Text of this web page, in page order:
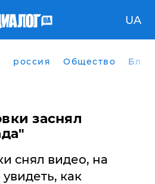
UA
россия Общество
заснял
снял видео, на
как